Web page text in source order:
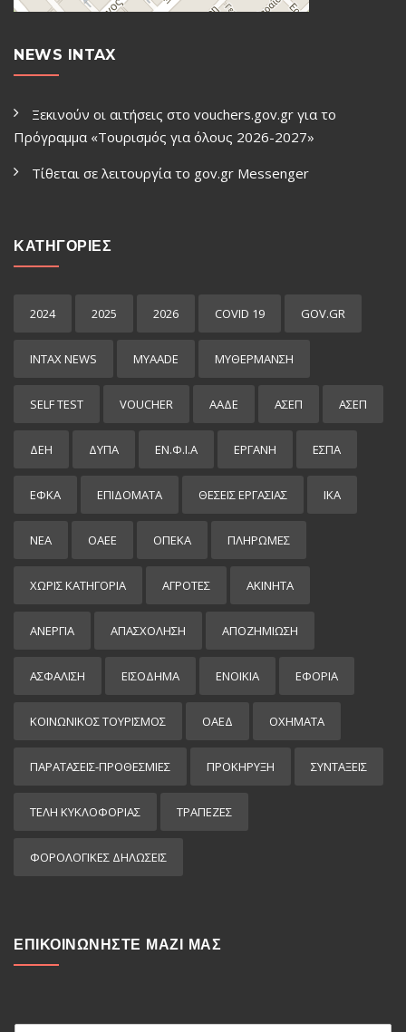
NEWS INTAX
Ξεκινούν οι αιτήσεις στο vouchers.gov.gr για το
Πρόγραμμα «Τουρισμός για όλους 2026-2027»
Τίθεται σε λειτουργία το gov.gr Μessenger
ΚΑΤΗΓΟΡΙΕΣ
2024 2025 2026 COVID 19 GOV.GR
INTAX NEWS MYAADE MYΘΈΡΜΑΝΣΗ
SELF TEST VOUCHER ΑΑΔΕ ΑΣΕΠ ΑΣΕΠ
ΔΕΗ ΔΥΠΑ ΕΝ.Φ.Ι.Α ΕΡΓΑΝΗ ΕΣΠΑ
ΕΦΚΑ ΕΠΙΔΌΜΑΤΑ ΘΕΣΕΙΣ ΕΡΓΑΣΙΑΣ ΙΚΑ
ΝΕΑ ΟΑΕΕ ΟΠΕΚΑ ΠΛΗΡΩΜΕΣ
ΧΩΡΊΣ ΚΑΤΗΓΟΡΊΑ ΑΓΡΟΤΕΣ ΑΚΙΝΗΤΑ
ΑΝΕΡΓΙΑ ΑΠΑΣΧΟΛΗΣΗ ΑΠΟΖΗΜΙΩΣΗ
ΑΣΦΑΛΙΣΗ ΕΙΣΌΔΗΜΑ ΕΝΟΙΚΙΑ ΕΦΟΡΙΑ
ΚΟΙΝΩΝΙΚΟΣ ΤΟΥΡΙΣΜΟΣ ΟΑΕΔ ΟΧΗΜΑΤΑ
ΠΑΡΑΤΑΣΕΙΣ-ΠΡΟΘΕΣΜΙΕΣ ΠΡΟΚΉΡΥΞΗ ΣΥΝΤΑΞΕΙΣ
ΤΕΛΗ ΚΥΚΛΟΦΟΡΙΑΣ ΤΡΑΠΕΖΕΣ
ΦΟΡΟΛΟΓΙΚΕΣ ΔΗΛΩΣΕΙΣ
ΕΠΙΚΟΙΝΩΝΗΣΤΕ ΜΑΖΙ ΜΑΣ